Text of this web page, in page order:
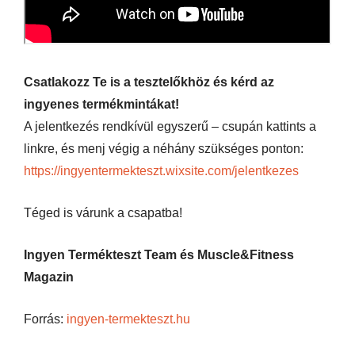
Csatlakozz Te is a tesztelőkhöz és kérd az
ingyenes termékmintákat!
A jelentkezés rendkívül egyszerű – csupán kattints a
linkre, és menj végig a néhány szükséges ponton:
https://ingyentermekteszt.wixsite.com/jelentkezes
Téged is várunk a csapatba!
Ingyen Termékteszt Team és Muscle&Fitness
Magazin
Forrás: ingyen-termekteszt.hu